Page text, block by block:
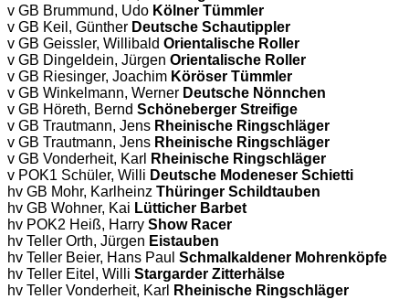
v GB Brummund, Udo Kölner Tümmler
v GB Keil, Günther Deutsche Schautippler
v GB Geissler, Willibald Orientalische Roller
v GB Dingeldein, Jürgen Orientalische Roller
v GB Riesinger, Joachim Köröser Tümmler
v GB Winkelmann, Werner Deutsche Nönnchen
v GB Höreth, Bernd Schöneberger Streifige
v GB Trautmann, Jens Rheinische Ringschläger
v GB Trautmann, Jens Rheinische Ringschläger
v GB Vonderheit, Karl
Rheinische Ringschläger
v POK1 Schüler, Willi Deutsche Modeneser Schietti
hv GB Mohr, Karlheinz Thüringer Schildtauben
hv GB Wohner, Kai Lütticher Barbet
hv POK2 Heiß, Harry Show Racer
hv Teller Orth, Jürgen Eistauben
hv Teller Beier, Hans Paul Schmalkaldener Mohrenköpfe
hv Teller Eitel, Willi Stargarder Zitterhälse
hv Teller Vonderheit, Karl
Rheinische Ringschläger